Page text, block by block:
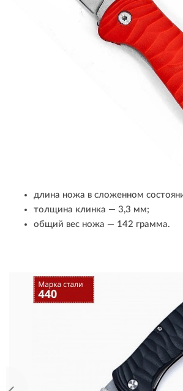
длина ножа в сложенном
толщина клинка — 3,3 мм;
общий вес ножа — 142 грамма.